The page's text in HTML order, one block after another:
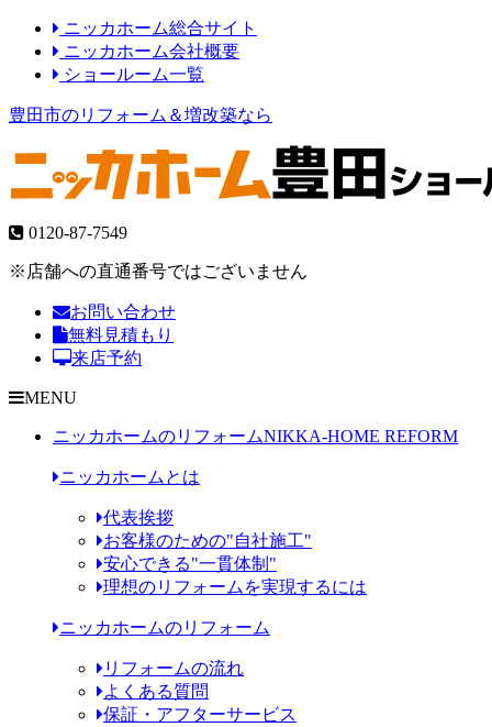
ニッカホーム総合サイト
ニッカホーム会社概要
ショールーム一覧
豊田市のリフォーム＆増改築なら
0120-87-7549
※店舗への直通番号ではございません
お問い合わせ
無料見積もり
来店予約
MENU
ニッカホームのリフォームNIKKA-HOME REFORM
ニッカホームとは
代表挨拶
お客様のための"自社施工"
安心できる"一貫体制"
理想のリフォームを実現するには
ニッカホームのリフォーム
リフォームの流れ
よくある質問
保証・アフターサービス